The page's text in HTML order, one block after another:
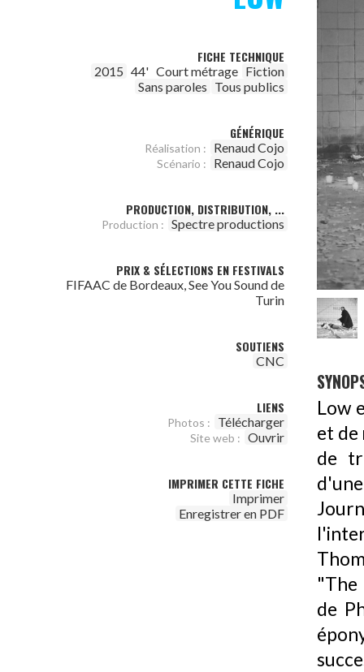
FICHE TECHNIQUE
2015 44' Court métrage Fiction
Sans paroles Tous publics
GÉNÉRIQUE
Réalisation : Renaud Cojo
Scénario : Renaud Cojo
PRODUCTION, DISTRIBUTION, ...
Production : Spectre productions
PRIX & SÉLECTIONS EN FESTIVALS
FIFAAC de Bordeaux, See You Sound de
Turin
SOUTIENS
CNC
LIENS
Photos : Télécharger
Site web : Ouvrir
IMPRIMER CETTE FICHE
Imprimer
Enregistrer en PDF
Low
et de
de
"The
de